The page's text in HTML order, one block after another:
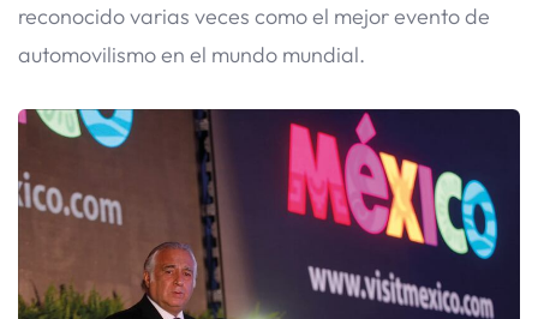
reconocido varias veces como el mejor evento de
automovilismo en el mundo mundial.